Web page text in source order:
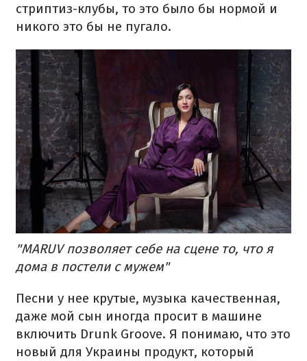
стриптиз-клубы, то это было бы нормой и
никого это бы не пугало.
"MARUV позволяет себе на сцене то, что я
дома в постели с мужем"
Песни у нее крутые, музыка качественная,
даже мой сын иногда просит в машине
включить Drunk Groove. Я понимаю, что это
новый для Украины продукт, который